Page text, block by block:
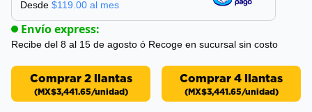
Desde $119.00 al mes
Envío express:
Recibe del 8 al 15 de agosto ó Recoge en sucursal sin costo
Comprar 2 llantas
(MX$3,441.65/unidad)
Comprar 4 llantas
(MX$3,441.65/unidad)